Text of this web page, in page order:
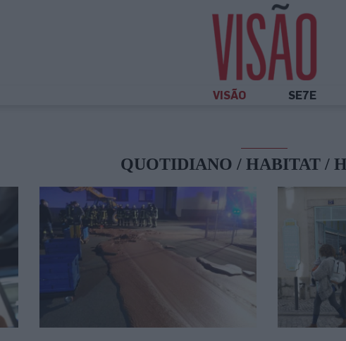
VISÃO SE7E
QUOTIDIANO / HABITAT /